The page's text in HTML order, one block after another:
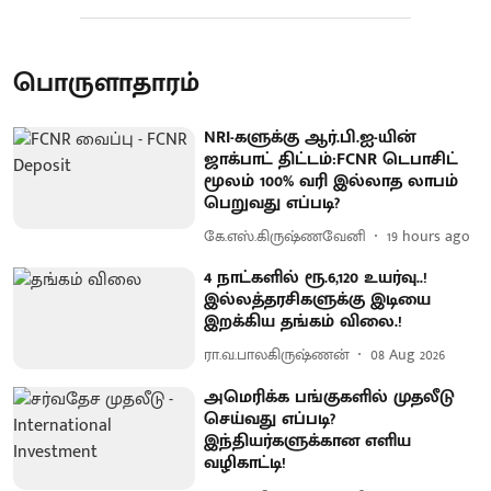
பொருளாதாரம்
NRI-களுக்கு ஆர்.பி.ஐ-யின்
ஜாக்பாட் திட்டம்:FCNR டெபாசிட்
மூலம் 100% வரி இல்லாத லாபம்
பெறுவது எப்படி?
கே.எஸ்.கிருஷ்ணவேனி 19 hours ago
4 நாட்களில் ரூ.6,120 உயர்வு..!
இல்லத்தரசிகளுக்கு இடியை
இறக்கிய தங்கம் விலை.!
ரா.வ.பாலகிருஷ்ணன் 08 Aug 2026
அமெரிக்க பங்குகளில் முதலீடு
செய்வது எப்படி?
இந்தியர்களுக்கான எளிய
வழிகாட்டி!